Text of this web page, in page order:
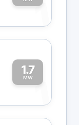
1
1.7
MW1